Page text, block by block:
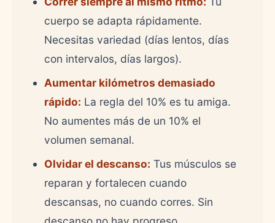
cuerpo se adapta rápidamente.
Necesitas variedad (días lentos, días
con intervalos, días largos).
Aumentar kilómetros demasiado
rápido: La regla del 10% es tu amiga.
No aumentes más de un 10% el
volumen semanal.
Olvidar el descanso: Tus músculos se
reparan y fortalecen cuando
descansas, no cuando corres. Sin